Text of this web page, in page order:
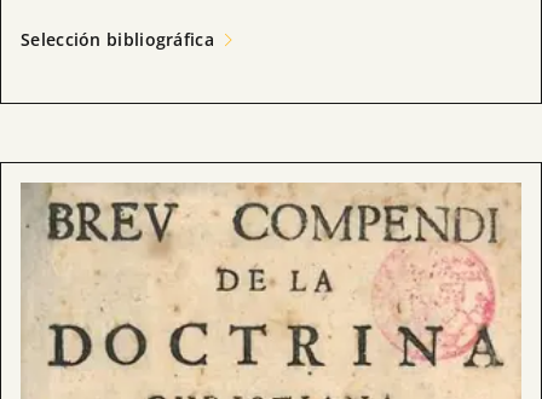
Selección bibliográfica